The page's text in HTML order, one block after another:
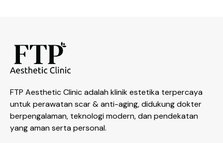
FTP Aesthetic Clinic adalah klinik estetika terpercaya
untuk perawatan scar & anti-aging, didukung dokter
berpengalaman, teknologi modern, dan pendekatan
yang aman serta personal.